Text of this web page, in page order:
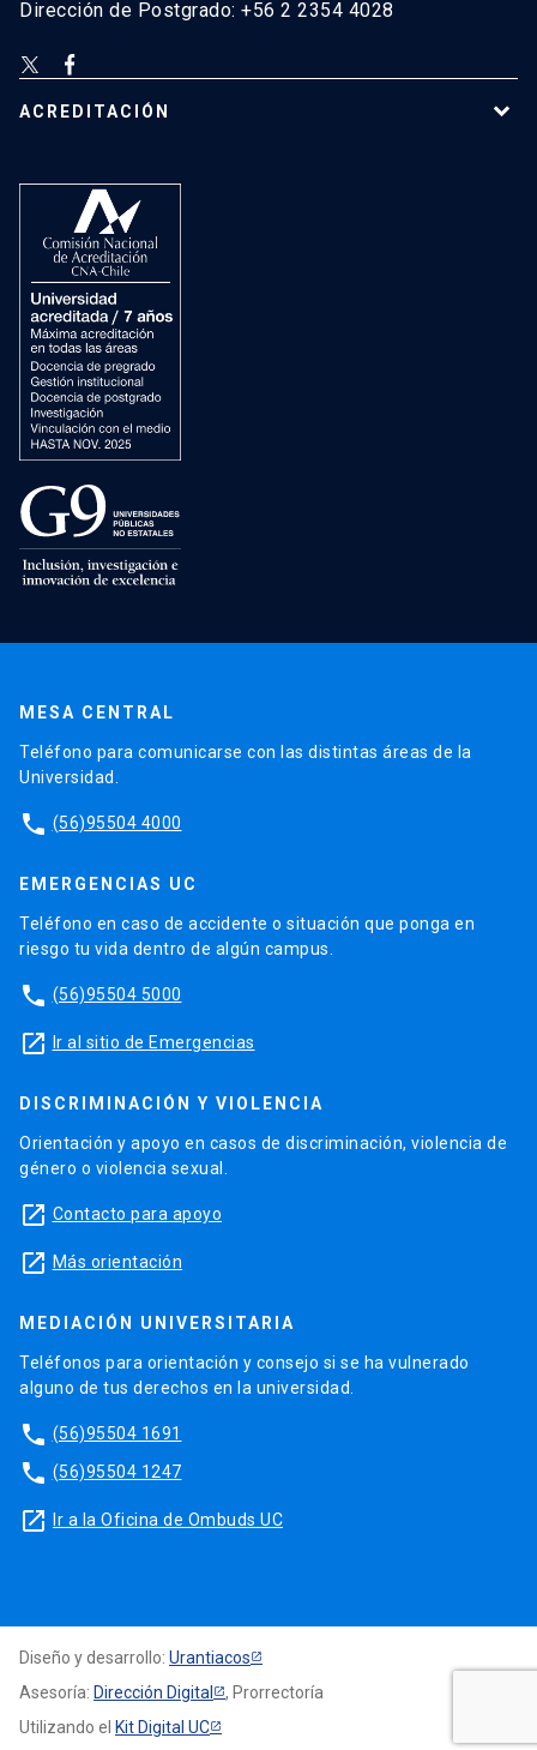
Dirección de Postgrado: +56 2 2354 4028
ACREDITACIÓN
MESA CENTRAL
Teléfono para comunicarse con las distintas áreas de la
Universidad.
phone (56)95504 4000
EMERGENCIAS UC
Teléfono en caso de accidente o situación que ponga en
riesgo tu vida dentro de algún campus.
phone (56)95504 5000
launch Ir al sitio de Emergencias
DISCRIMINACIÓN Y VIOLENCIA
Orientación y apoyo en casos de discriminación, violencia de
género o violencia sexual.
launch Contacto para apoyo
launch Más orientación
MEDIACIÓN UNIVERSITARIA
Teléfonos para orientación y consejo si se ha vulnerado
alguno de tus derechos en la universidad.
phone (56)95504 1691
phone (56)95504 1247
launch Ir a la Oficina de Ombuds UC
Diseño y desarrollo: Urantiacos
Asesoría: Dirección Digital
, Prorrectoría
Utilizando el Kit Digital UC